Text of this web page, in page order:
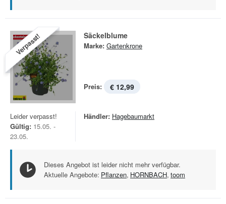
Verpasst! Säckelblume
Marke: Gartenkrone
Preis: € 12,99
Leider verpasst!
Gültig: 15.05. -
23.05.
Händler: Hagebaumarkt
Dieses Angebot ist leider nicht mehr verfügbar.
Aktuelle Angebote: Pflanzen, HORNBACH, toom